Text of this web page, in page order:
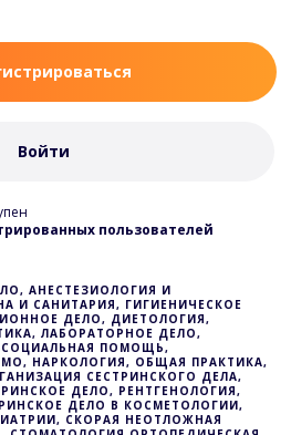
Войти
пользователей
АНЕСТЕЗИОЛОГИЯ И
И САНИТАРИЯ, ГИГИЕНИЧЕСКОЕ
ДЕЛО, ДИЕТОЛОГИЯ,
ЛАБОРАТОРНОЕ ДЕЛО,
ПОМОЩЬ,
НАРКОЛОГИЯ, ОБЩАЯ ПРАКТИКА,
СЕСТРИНСКОГО ДЕЛА,
ДЕЛО, РЕНТГЕНОЛОГИЯ,
ДЕЛО В КОСМЕТОЛОГИИ,
СКОРАЯ НЕОТЛОЖНАЯ